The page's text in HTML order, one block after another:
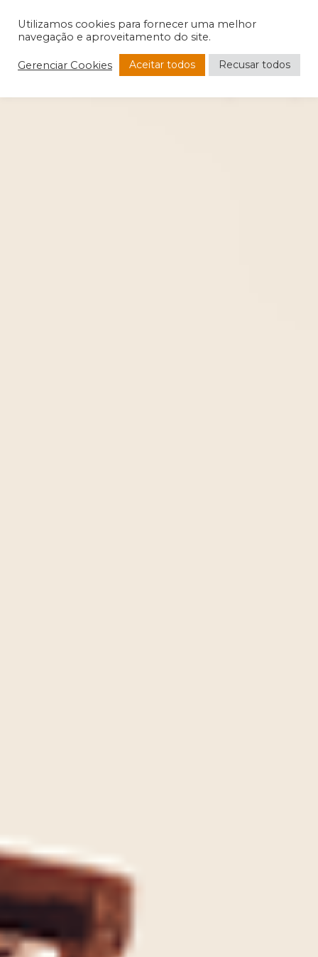
Utilizamos cookies para fornecer uma melhor
navegação e aproveitamento do site.
Gerenciar Cookies Aceitar todos Recusar todos